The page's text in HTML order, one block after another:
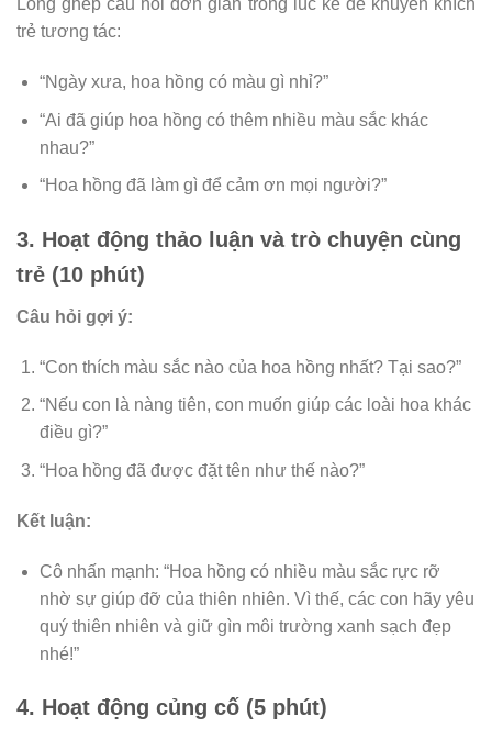
Lồng ghép câu hỏi đơn giản trong lúc kể để khuyến khích
trẻ tương tác:
“Ngày xưa, hoa hồng có màu gì nhỉ?”
“Ai đã giúp hoa hồng có thêm nhiều màu sắc khác
nhau?”
“Hoa hồng đã làm gì để cảm ơn mọi người?”
3. Hoạt động thảo luận và trò chuyện cùng
trẻ (10 phút)
Câu hỏi gợi ý:
“Con thích màu sắc nào của hoa hồng nhất? Tại sao?”
“Nếu con là nàng tiên, con muốn giúp các loài hoa khác
điều gì?”
“Hoa hồng đã được đặt tên như thế nào?”
Kết luận:
Cô nhấn mạnh: “Hoa hồng có nhiều màu sắc rực rỡ
nhờ sự giúp đỡ của thiên nhiên. Vì thế, các con hãy yêu
quý thiên nhiên và giữ gìn môi trường xanh sạch đẹp
nhé!”
4. Hoạt động củng cố (5 phút)